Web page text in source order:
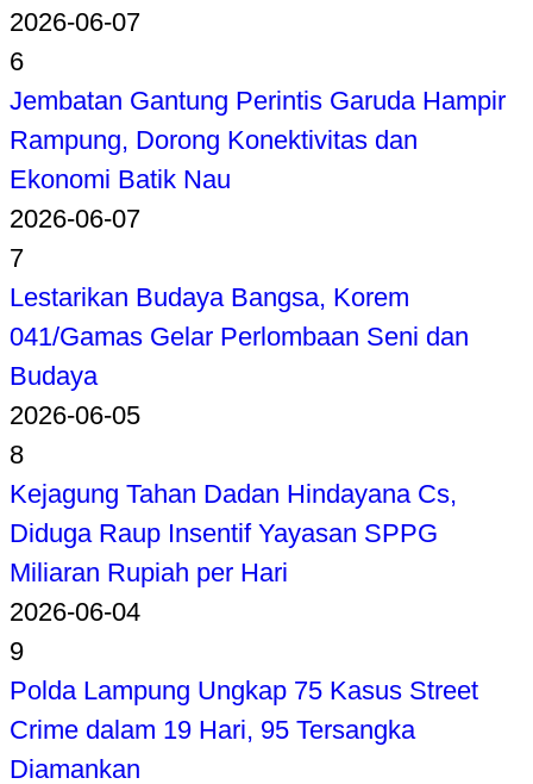
2026-06-07
6
Jembatan Gantung Perintis Garuda Hampir
Rampung, Dorong Konektivitas dan
Ekonomi Batik Nau
2026-06-07
7
Lestarikan Budaya Bangsa, Korem
041/Gamas Gelar Perlombaan Seni dan
Budaya
2026-06-05
8
Kejagung Tahan Dadan Hindayana Cs,
Diduga Raup Insentif Yayasan SPPG
Miliaran Rupiah per Hari
2026-06-04
9
Polda Lampung Ungkap 75 Kasus Street
Crime dalam 19 Hari, 95 Tersangka
Diamankan